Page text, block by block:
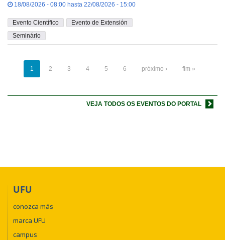
18/08/2026 - 08:00 hasta 22/08/2026 - 15:00
Evento Científico
Evento de Extensión
Seminário
1 2 3 4 5 6 próximo › fim »
VEJA TODOS OS EVENTOS DO PORTAL
UFU
conozca más
marca UFU
campus